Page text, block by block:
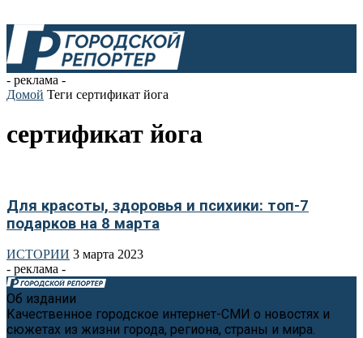
- реклама -
Домой Теги сертификат йога
сертификат йога
Для красоты, здоровья и психики: топ-7
подарков на 8 марта
ИСТОРИИ 3 марта 2023
- реклама -
Об издании
Качественное городское интернет-СМИ о новостях и
сюжетах из жизни города, региона, страны и мира.